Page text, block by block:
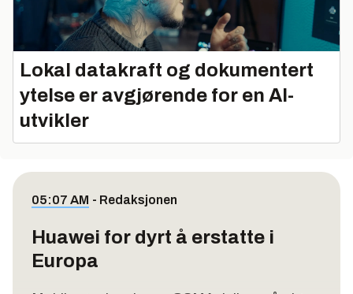
Lokal datakraft og dokumentert
ytelse er avgjørende for en AI-
utvikler
05:07 AM - Redaksjonen
Huawei for dyrt å erstatte i
Europa